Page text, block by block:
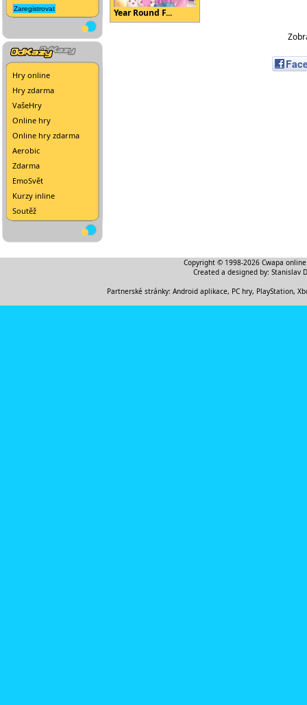
Hry online
Hry zdarma
VašeHry
Online hry
Online hry zdarma
Aerobic
Zdarma
EmoSvět
Kurzy inline
Soutěž
Year Round F...
Copyright © 1998-2026 Cwapa
Created a designed by: Stanislav
Partnerské stránky: Android aplikace, PC hry, PlayStation,